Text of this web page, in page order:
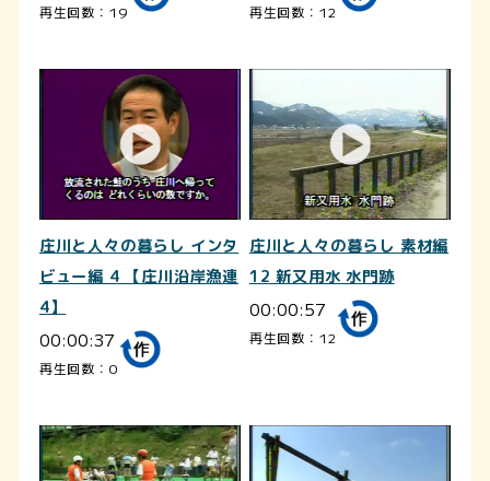
再生回数：19 再生回数：12
庄川と人々の暮らし インタ
ビュー編 4 【庄川沿岸漁連
4】
00:00:37
再生回数：0
庄川と人々の暮らし 素材編
12 新又用水 水門跡
00:00:57
再生回数：12